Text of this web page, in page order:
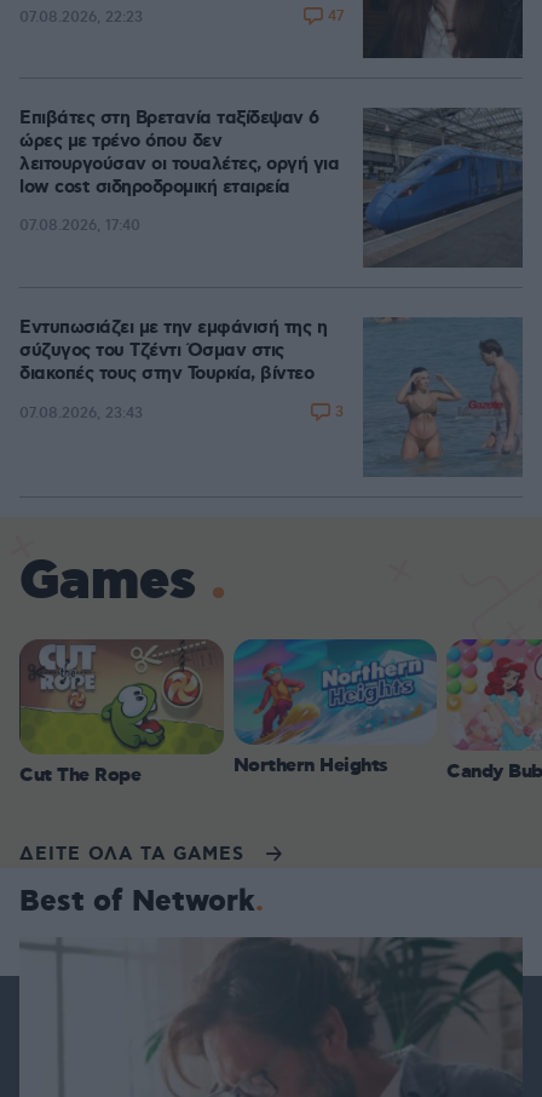
07.08.2026, 22:23 47
Επιβάτες στη Βρετανία ταξίδεψαν 6
ώρες με τρένο όπου δεν
λειτουργούσαν οι τουαλέτες, οργή για
low cost σιδηροδρομική εταιρεία
07.08.2026, 17:40
Εντυπωσιάζει με την εμφάνισή της η
σύζυγος του Τζέντι Όσμαν στις
διακοπές τους στην Τουρκία, βίντεο
07.08.2026, 23:43 3
Games
Cut The Rope Northern Heights Candy
ΔΕΙΤΕ ΟΛΑ ΤΑ GAMES
Best of Network